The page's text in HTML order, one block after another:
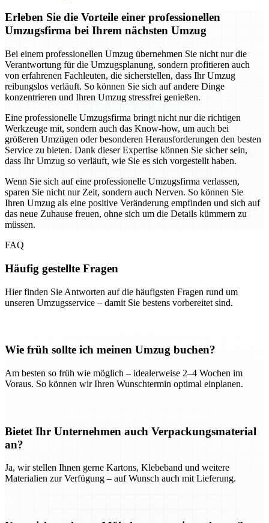
Erleben Sie die Vorteile einer professionellen
Umzugsfirma bei Ihrem nächsten Umzug
Bei einem professionellen Umzug übernehmen Sie nicht nur die
Verantwortung für die Umzugsplanung, sondern profitieren auch
von erfahrenen Fachleuten, die sicherstellen, dass Ihr Umzug
reibungslos verläuft. So können Sie sich auf andere Dinge
konzentrieren und Ihren Umzug stressfrei genießen.
Eine professionelle Umzugsfirma bringt nicht nur die richtigen
Werkzeuge mit, sondern auch das Know-how, um auch bei
größeren Umzügen oder besonderen Herausforderungen den besten
Service zu bieten. Dank dieser Expertise können Sie sicher sein,
dass Ihr Umzug so verläuft, wie Sie es sich vorgestellt haben.
Wenn Sie sich auf eine professionelle Umzugsfirma verlassen,
sparen Sie nicht nur Zeit, sondern auch Nerven. So können Sie
Ihren Umzug als eine positive Veränderung empfinden und sich auf
das neue Zuhause freuen, ohne sich um die Details kümmern zu
müssen.
FAQ
Häufig gestellte Fragen
Hier finden Sie Antworten auf die häufigsten Fragen rund um
unseren Umzugsservice – damit Sie bestens vorbereitet sind.
Wie früh sollte ich meinen Umzug buchen?
Am besten so früh wie möglich – idealerweise 2–4 Wochen im
Voraus. So können wir Ihren Wunschtermin optimal einplanen.
Bietet Ihr Unternehmen auch Verpackungsmaterial
an?
Ja, wir stellen Ihnen gerne Kartons, Klebeband und weitere
Materialien zur Verfügung – auf Wunsch auch mit Lieferung.